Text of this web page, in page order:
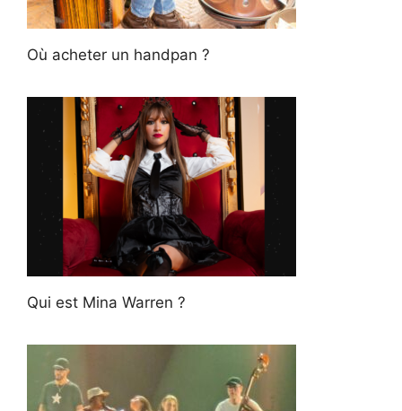
Où acheter un handpan ?
Qui est Mina Warren ?